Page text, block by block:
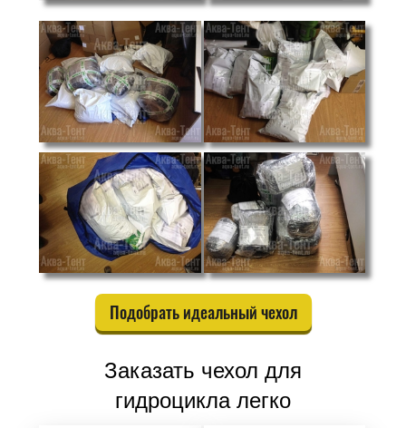
Подобрать идеальный чехол
Заказать чехол для
гидроцикла легко